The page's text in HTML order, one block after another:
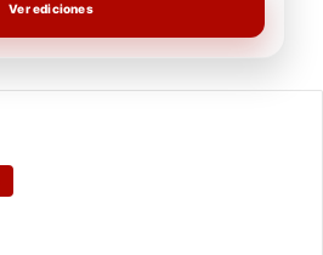
Ver ediciones